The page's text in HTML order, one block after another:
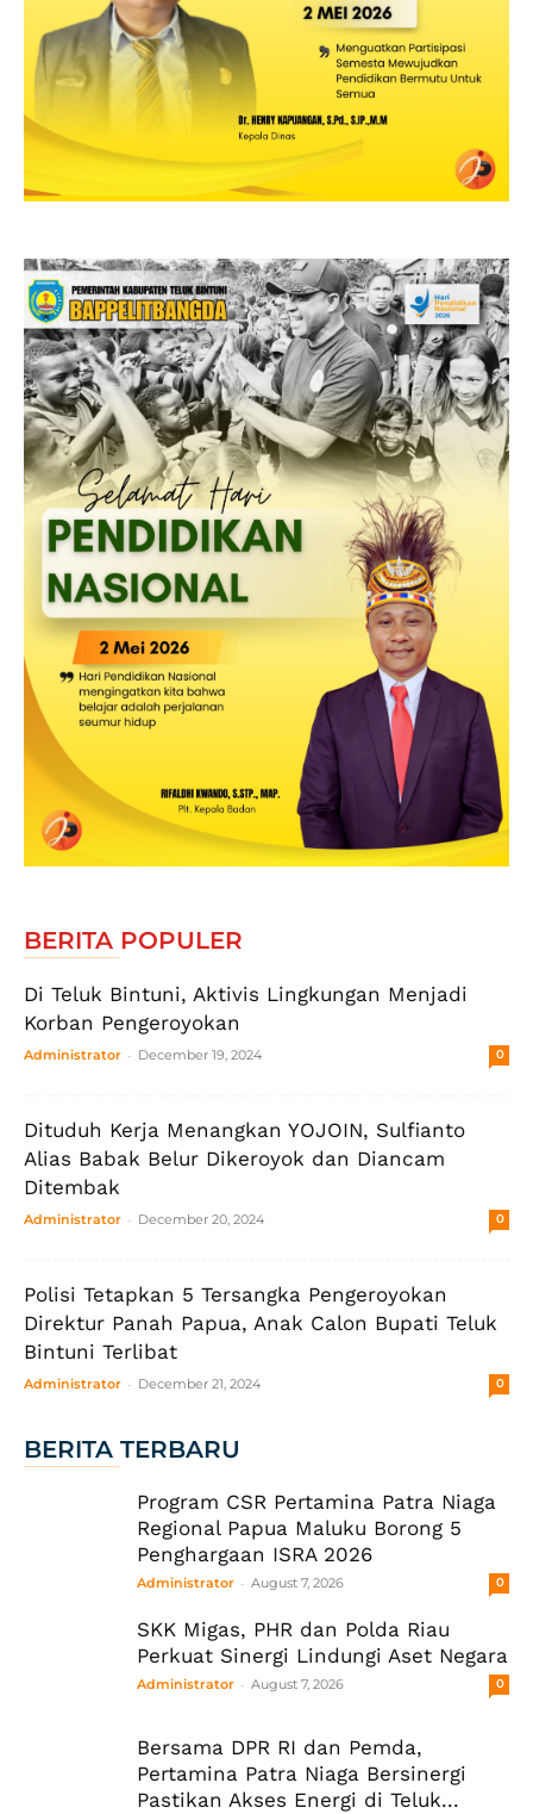
BERITA POPULER
Di Teluk Bintuni, Aktivis Lingkungan Menjadi
Korban Pengeroyokan
Administrator - December 19, 2024 0
Dituduh Kerja Menangkan YOJOIN, Sulfianto
Alias Babak Belur Dikeroyok dan Diancam
Ditembak
Administrator - December 20, 2024 0
Polisi Tetapkan 5 Tersangka Pengeroyokan
Direktur Panah Papua, Anak Calon Bupati Teluk
Bintuni Terlibat
Administrator - December 21, 2024 0
BERITA TERBARU
Program CSR Pertamina Patra Niaga
Regional Papua Maluku Borong 5
Penghargaan ISRA 2026
Administrator - August 7, 2026 0
SKK Migas, PHR dan Polda Riau
Perkuat Sinergi Lindungi Aset Negara
Administrator - August 7, 2026 0
Bersama DPR RI dan Pemda,
Pertamina Patra Niaga Bersinergi
Pastikan Akses Energi di Teluk...